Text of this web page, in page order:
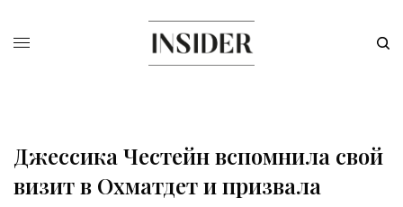
Джессика Честейн вспомнила свой
визит в Охматдет и призвала